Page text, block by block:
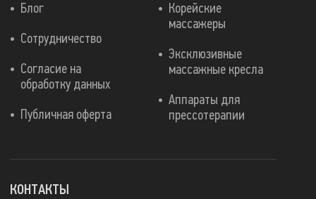
Корейские
массажеры
Эксклюзивные
массажные кресла
Аппараты для
прессотерапии
Блог
Сотрудничество
Согласие на
обработку данных
Публичная оферта
КОНТАКТЫ